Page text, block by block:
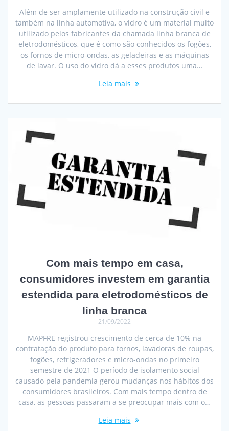
Além de ser amplamente utilizado na construção civil e
também na linha automotiva, o vidro é um material muito
utilizado pelos fabricantes da chamada linha branca de
eletrodomésticos, que é como são conhecidos os fogões,
os fornos de micro-ondas, as geladeiras e as máquinas
de lavar. O uso do vidro dá a esses produtos uma…
Leia mais
Com mais tempo em casa,
consumidores investem em garantia
estendida para eletrodomésticos de
linha branca
21/09/2022
MAPFRE registrou crescimento de cerca de 10% na
contratação do produto para fornos, lavadoras de roupas,
fogões, refrigeradores e micro-ondas no primeiro
semestre de 2021 O período de isolamento social
causado pela pandemia gerou mudanças nos hábitos dos
consumidores brasileiros. Com mais tempo dentro de
casa, as pessoas passaram a se preocupar mais com o…
Leia mais